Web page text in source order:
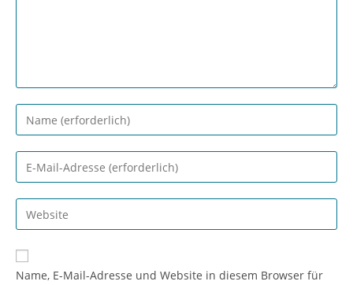
Gib
deinen
Namen
oder
zum
Kommentieren
ein
Gib
deine
E-
Mail-
zum
Kommentieren
Gib
deine
Website-
URL
Name, E-Mail-Adresse und Website in diesem Browser für